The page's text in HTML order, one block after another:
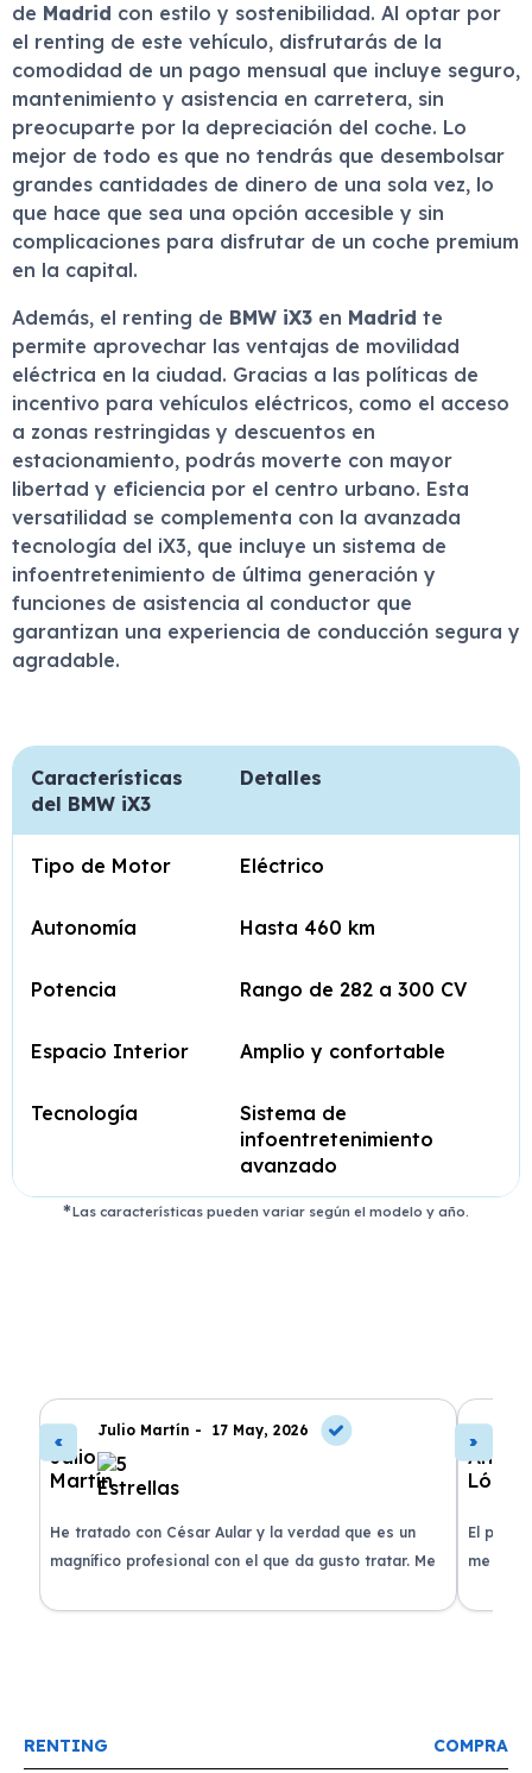
de Madrid con estilo y sostenibilidad. Al optar por
el renting de este vehículo, disfrutarás de la
comodidad de un pago mensual que incluye seguro,
mantenimiento y asistencia en carretera, sin
preocuparte por la depreciación del coche. Lo
mejor de todo es que no tendrás que desembolsar
grandes cantidades de dinero de una sola vez, lo
que hace que sea una opción accesible y sin
complicaciones para disfrutar de un coche premium
en la capital.
Además, el renting de BMW iX3 en Madrid te
permite aprovechar las ventajas de movilidad
eléctrica en la ciudad. Gracias a las políticas de
incentivo para vehículos eléctricos, como el acceso
a zonas restringidas y descuentos en
estacionamiento, podrás moverte con mayor
libertad y eficiencia por el centro urbano. Esta
versatilidad se complementa con la avanzada
tecnología del iX3, que incluye un sistema de
infoentretenimiento de última generación y
funciones de asistencia al conductor que
garantizan una experiencia de conducción segura y
agradable.
Características
del BMW iX3
Detalles
Tipo de Motor Eléctrico
Autonomía Hasta 460 km
Potencia Rango de 282 a 300 CV
Espacio Interior Amplio y confortable
Tecnología
Sistema de
infoentretenimiento
avanzado
Las características pueden variar según el modelo y año.
Julio Martín - 17 May, 2026
He tratado con César Aular y la verdad que es un
magnífico profesional con el que da gusto tratar. Me
recomiendo un montón, muchas gracias!
El
me
plazo
RENTING COMPRA